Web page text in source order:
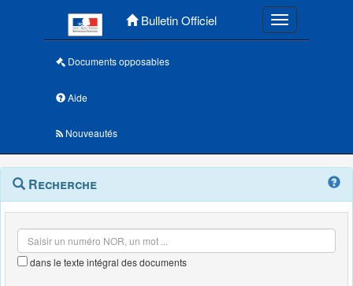
Bulletin Officiel Toggle
Documents opposables
Aide
Nouveautés
Navigation
outils
Menu
contextuel
Recherche
dans le texte intégral des documents